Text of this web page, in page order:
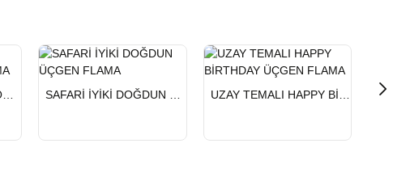
UZAY TEMALI İYİKİ DOĞDUN ÜÇGEN FLAMA
HIZLI
GÖNDERİ
SAFARİ İYİKİ DOĞDUN ÜÇGEN FLAMA
HIZLI
GÖNDERİ
UZAY TEMALI HAPPY BİRTHDAY ÜÇGEN FLAMA